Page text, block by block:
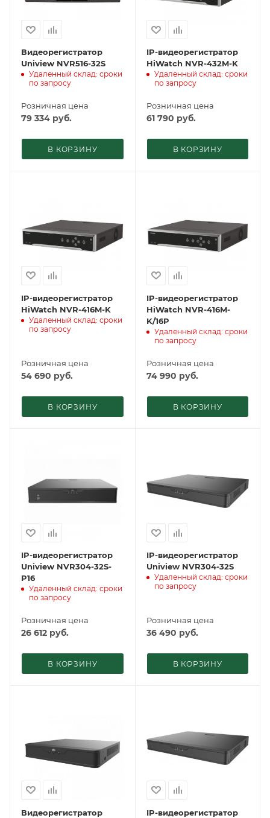
Видеорегистратор
Uniview NVR516-32S
Удаленный склад: сроки
по запросу
Розничная цена
79 334 руб.
В КОРЗИНУ
IP-видеорегистратор
HiWatch NVR-432M-K
Удаленный склад: сроки
по запросу
Розничная цена
61 790 руб.
В КОРЗИНУ
IP-видеорегистратор
HiWatch NVR-416M-K
Удаленный склад: сроки
по запросу
Розничная цена
54 690 руб.
В КОРЗИНУ
IP-видеорегистратор
HiWatch NVR-416M-
K/16P
Удаленный склад: сроки
по запросу
Розничная цена
74 990 руб.
В КОРЗИНУ
IP-видеорегистратор
Uniview NVR304-32S-
P16
Удаленный склад: сроки
по запросу
Розничная цена
26 612 руб.
В КОРЗИНУ
IP-видеорегистратор
Uniview NVR304-32S
Удаленный склад: сроки
по запросу
Розничная цена
36 490 руб.
В КОРЗИНУ
Видеорегистратор
IP-видеорегистратор